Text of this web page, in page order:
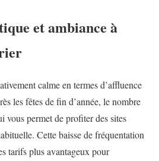
et ambiance à
calme en termes d’affluence
les fêtes de fin d’année, le nombre
vous permet de profiter des sites
Cette baisse de fréquentation
tarifs plus avantageux pour